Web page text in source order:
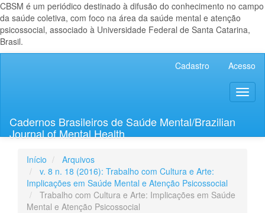
CBSM é um periódico destinado à difusão do conhecimento no campo
da saúde coletiva, com foco na área da saúde mental e atenção
psicossocial, associado à Universidade Federal de Santa Catarina,
Brasil.
Lateral
Cadastro Acesso
Cadernos Brasileiros de Saúde Mental/Brazilian
Journal of Mental Health
Início
Arquivos
v. 8 n. 18 (2016): Trabalho com Cultura e Arte:
Implicações em Saúde Mental e Atenção Psicossocial
Trabalho com Cultura e Arte: Implicações em Saúde
Mental e Atenção Psicossocial